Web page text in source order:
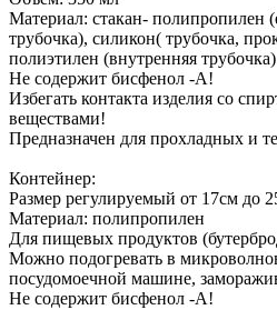
Материал: стакан- полипропилен
трубочка), силикон( трубочка,
полиэтилен (внутренняя
Не содержит бисфенол -А!
Избегать контакта изделия со
веществами!
Предназначен для прохладных и
Контейнер:
Размер регулируемый от 17см до
Материал: полипропилен
Для пищевых продуктов
Можно подогревать в
посудомоечной машине,
Не содержит бисфенол -А!